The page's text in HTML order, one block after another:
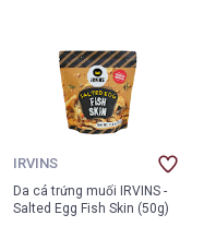
IRVINS
Da cá trứng muối IRVINS -
Salted Egg Fish Skin (50g)